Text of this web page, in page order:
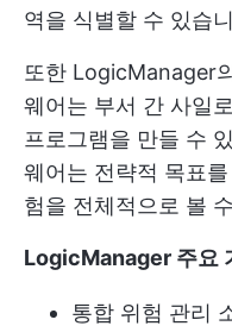
역을 식별할 수 있습
또한 LogicManager
웨어는 부서 간 사일
프로그램을 만들 수
웨어는 전략적 목표
험을 전체적으로 볼
LogicManager 주요
통합 위험 관리